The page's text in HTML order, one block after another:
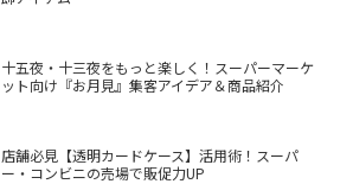
十五夜・十三夜をもっと楽しく！スーパーマーケ
ット向け『お月見』集客アイデア＆商品紹介
店舗必見【透明カードケース】活用術！スーパ
ー・コンビニの売場で販促力UP